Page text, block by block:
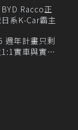
Racco正
系K-Car霸主
週年計畫只剩
實車與實體